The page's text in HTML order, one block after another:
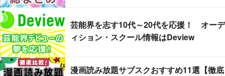
芸能界を志す10代～20代を応援！ オーデ
ィション・スクール情報はDeview
漫画読み放題サブスクおすすめ11選【徹底